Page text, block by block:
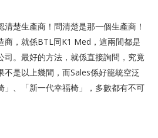
楚生產商！問清楚是那一個生產商！
商，就係BTL同K1 Med，這兩間都是
司。最好的方法，就係直接詢問，究竟
是以上幾間，而Sales係好籠統空泛
」、「新一代幸福椅」，多數都有不可